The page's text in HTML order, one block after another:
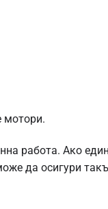
мотори.
работа. Ако
да осигури